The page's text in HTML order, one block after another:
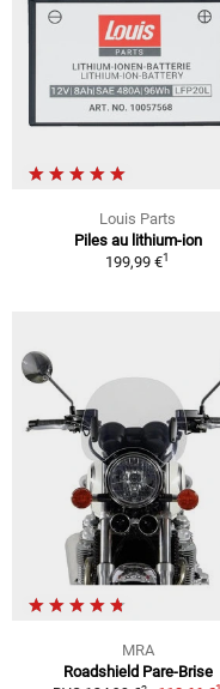
Louis Parts
Piles au lithium-ion
199,99 €1
MRA
Roadshield Pare-Brise